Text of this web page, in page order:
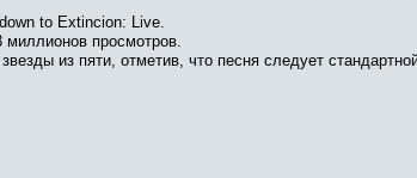
to Extincion: Live.
миллионов просмотров.
из пяти, отметив, что песня следует